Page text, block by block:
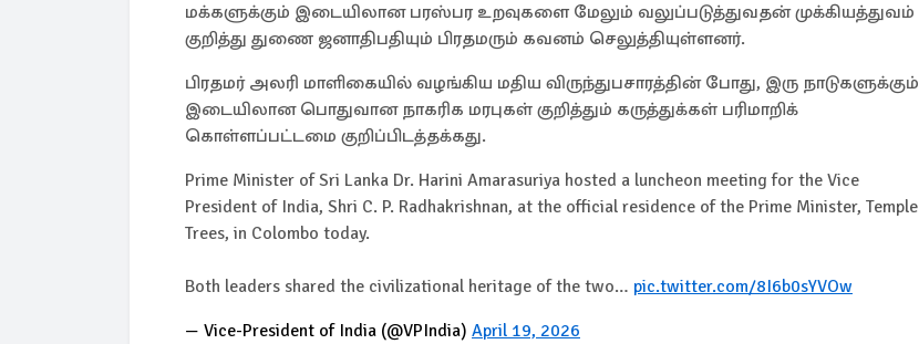
மக்களுக்கும் இடையிலான பரஸ்பர உறவுகளை மேலும் வலுப்படுத்துவதன் முக்கியத்துவம்
குறித்து துணை ஜனாதிபதியும் பிரதமரும் கவனம் செலுத்தியுள்ளனர்.
பிரதமர் அலரி மாளிகையில் வழங்கிய மதிய விருந்துபசாரத்தின் போது, இரு நாடுகளுக்கும்
இடையிலான பொதுவான நாகரிக மரபுகள் குறித்தும் கருத்துக்கள் பரிமாறிக்
கொள்ளப்பட்டமை குறிப்பிடத்தக்கது.
Prime Minister of Sri Lanka Dr. Harini Amarasuriya hosted a luncheon meeting for the Vice
President of India, Shri C. P. Radhakrishnan, at the official residence of the Prime Minister, Temple
Trees, in Colombo today.
Both leaders shared the civilizational heritage of the two… pic.twitter.com/8I6b0sYVOw
— Vice-President of India (@VPIndia) April 19, 2026